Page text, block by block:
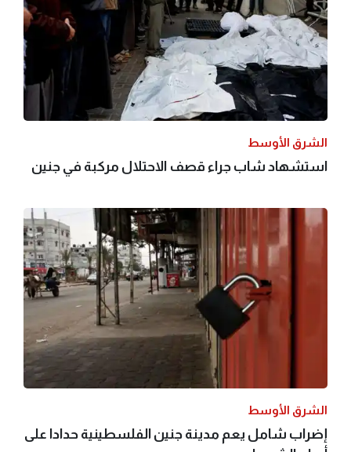
الشرق الأوسط
استشهاد شاب جراء قصف الاحتلال مركبة في جنين
الشرق الأوسط
إضراب شامل يعم مدينة جنين الفلسطينية حدادا على